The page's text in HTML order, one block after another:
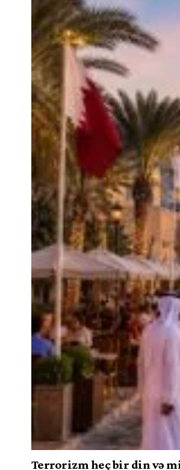
Terrorizm heç bir din və